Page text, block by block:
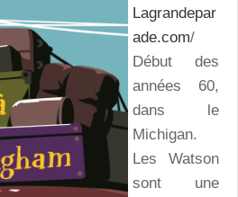
Lagrandepar
ade.com/
Début des
années 60,
dans le
Michigan.
Les Watson
sont une